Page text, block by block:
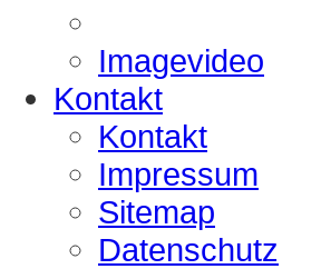
Imagevideo
Kontakt
Kontakt
Impressum
Sitemap
Datenschutz